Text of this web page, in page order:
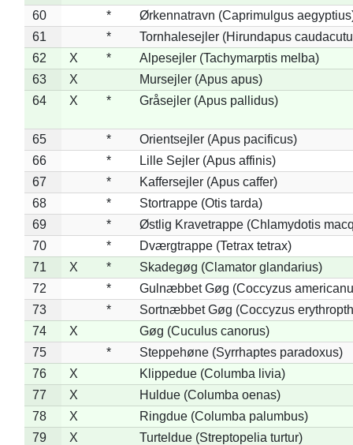
60 *
Ørkennatravn (Caprimulgus
61
*
Tornhalesejler (Hirundapus
62
X *
Alpesejler (Tachymarptis melba)
63
X
Mursejler (Apus apus)
64
X * Gråsejler (Apus pallidus)
65 *
Orientsejler (Apus pacificus)
66
*
Lille Sejler (Apus affinis)
67
*
Kaffersejler (Apus caffer)
68
*
Stortrappe (Otis tarda)
69
*
Østlig Kravetrappe (Chlamydotis
70
*
Dværgtrappe (Tetrax tetrax)
71
X *
Skadegøg (Clamator glandarius)
72
*
Gulnæbbet Gøg (Coccyzus
73
*
Sortnæbbet Gøg (Coccyzus
74
X
Gøg (Cuculus canorus)
75
*
Steppehøne (Syrrhaptes paradoxus)
76
X
Klippedue (Columba livia)
77
X
Huldue (Columba oenas)
78
X
Ringdue (Columba palumbus)
79
X
Turteldue (Streptopelia turtur)